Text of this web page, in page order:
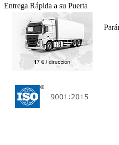
Entrega Rápida a su Puerta